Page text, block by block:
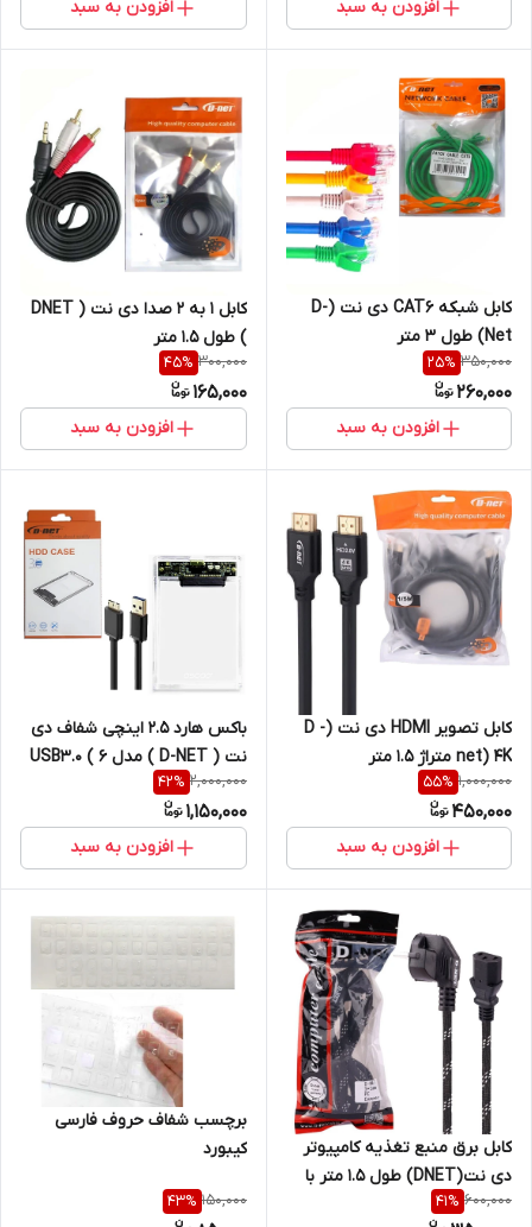
افزودن به سبد افزودن به سبد
کابل شبکه CAT6 دی نت (D-
Net) طول 3 متر
350,000
25%
260,000
افزودن به سبد
کابل 1 به 2 صدا دی نت ( DNET
) طول 1.5 متر
300,000
45%
165,000
افزودن به سبد
کابل تصویر HDMI دی نت (D -
net) 4K متراژ 1.5 متر
1,000,000
55%
450,000
افزودن به سبد
باکس هارد 2.5 اینچی شفاف دی
نت ( D-NET ) مدل USB3.0 ( 6
ماه گارانتی دی نت)
2,000,000
42%
1,150,000
افزودن به سبد
کابل برق منبع تغذیه کامپیوتر
دی نت(DNET) طول 1.5 متر با
روکش کنفی
600,000
41%
برچسب شفاف حروف فارسی
کیبورد
150,000
43%